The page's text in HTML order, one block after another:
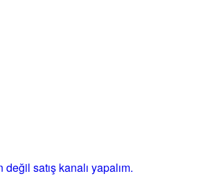
satış kanalı yapalım.